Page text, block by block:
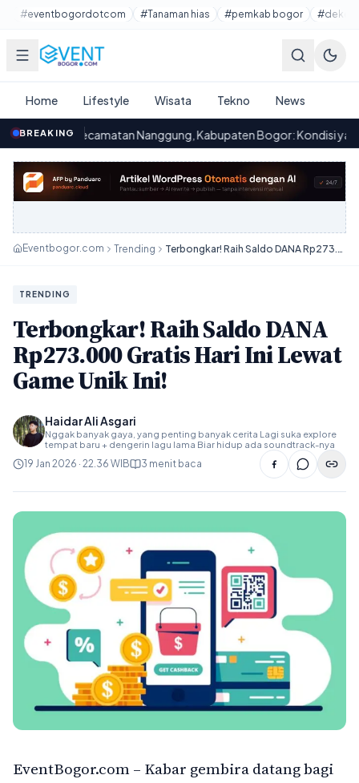
Lewati ke konten utama
#eventbogordotcom #Tanaman hias #pemkab bogor
Home Lifestyle Wisata Tekno News
BREAKINGNanggung, Kabupaten Bogor: Kondisi yang
Eventbogor.com Trending Terbongkar! Raih Saldo DANA Rp273.000 Gratis Hari Ini Lewat Game Unik Ini!
TRENDING
Terbongkar! Raih Saldo DANA
Rp273.000 Gratis Hari Ini Lewat
Game Unik Ini!
Haidar Ali Asgari
Nggak banyak gaya, yang penting banyak cerita Lagi suka explore
tempat baru + dengerin lagu lama Biar hidup ada soundtrack-nya
19 Jan 2026 · 22.36 WIB 3 menit baca
EventBogor.com – Kabar gembira datang bagi